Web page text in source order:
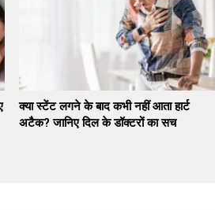
क्या स्टेंट लगने के बाद कभी नहीं आता हार्ट
अटैक? जानिए दिल के डॉक्टरों का सच